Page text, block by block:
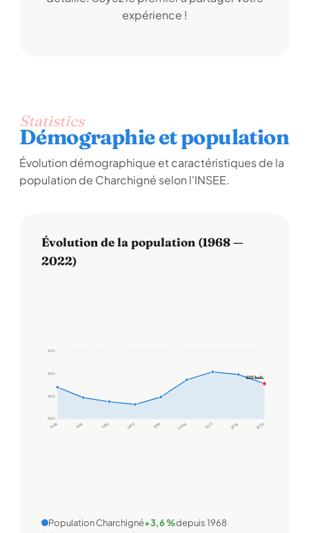
expérience !
Statistics
Démographie et population
Évolution démographique et caractéristiques de la
population de Charchigné selon l'INSEE.
Évolution de la population (1968 —
2022)
300
400
500
600
1968 1975 1982 1990 1999 2006 2011 2016 2022
455 hab.
Population Charchigné+3,6 %depuis 1968